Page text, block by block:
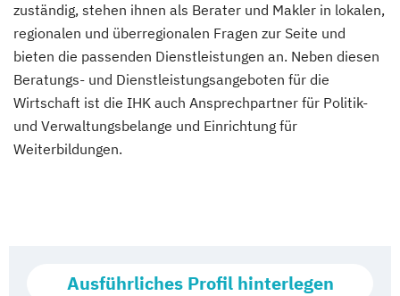
zuständig, stehen ihnen als Berater und Makler in lokalen,
regionalen und überregionalen Fragen zur Seite und
bieten die passenden Dienstleistungen an. Neben diesen
Beratungs- und Dienstleistungsangeboten für die
Wirtschaft ist die IHK auch Ansprechpartner für Politik-
und Verwaltungsbelange und Einrichtung für
Weiterbildungen.
Ausführliches Profil hinterlegen